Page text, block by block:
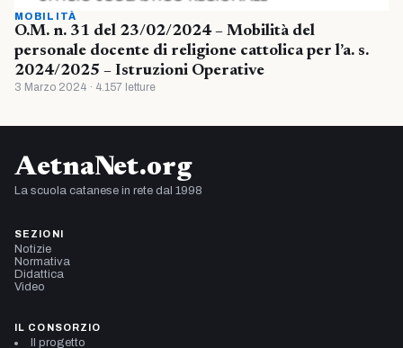
MOBILITÀ
O.M. n. 31 del 23/02/2024 – Mobilità del
personale docente di religione cattolica per l’a. s.
2024/2025 – Istruzioni Operative
3 Marzo 2024 · 4.157 letture
AetnaNet.org
La scuola catanese in rete dal 1998
SEZIONI
Notizie
Normativa
Didattica
Video
IL CONSORZIO
Il progetto